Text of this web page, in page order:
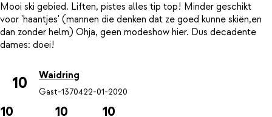
Mooi ski gebied. Liften, pistes alles tip top! Minder geschikt
voor 'haantjes' (mannen die denken dat ze goed kunne skiën,en
dan zonder helm) Ohja, geen modeshow hier. Dus decadente
10 Waidring
Gast-1370422-01-2020
10 10 10